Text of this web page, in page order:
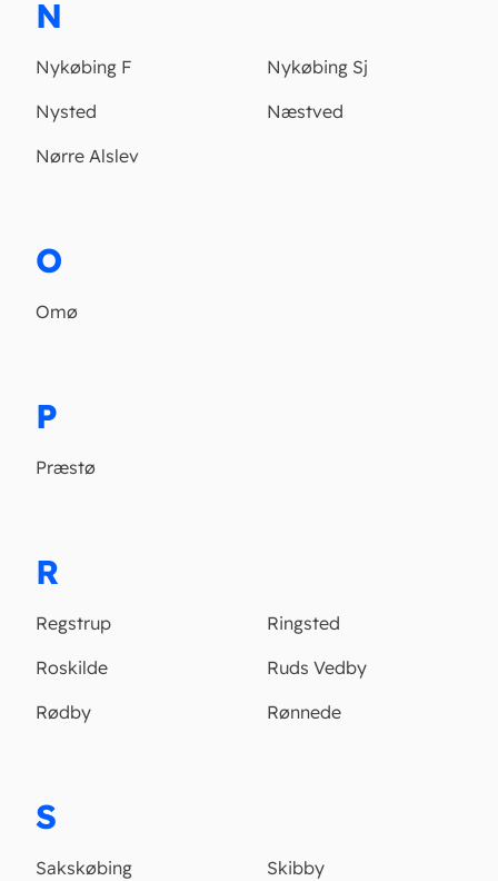
N
Nykøbing F
Nykøbing Sj
Nysted
Næstved
Nørre Alslev
O
Omø
P
Præstø
R
Regstrup
Ringsted
Roskilde
Ruds Vedby
Rødby
Rønnede
S
Sakskøbing
Skibby